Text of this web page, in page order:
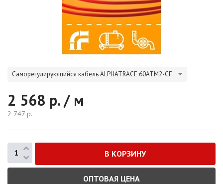
Саморегулирующийся кабель ALPHATRACE 60ATM2-CF
2 568 р. / м
2 747р.
ОПТОВАЯ ЦЕНА